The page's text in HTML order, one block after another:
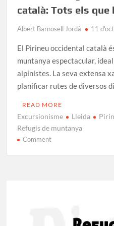
català: Tots els que
Albert Barnosell Jordà 11
El Pirineu occidental català
muntanya espectacular,
alpinistes. La seva extensa
planificar rutes de diversos
READ MORE
Excursionisme Lleida
Refugis de muntanya
Commenton